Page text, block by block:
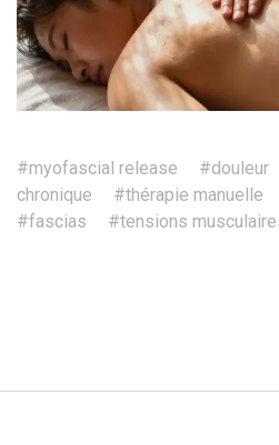
#myofascial release
#douleur
chronique
#thérapie manuelle
#fascias
#tensions